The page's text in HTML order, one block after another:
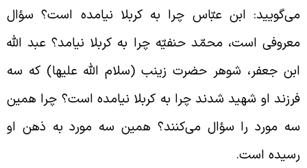
ابن عبّاس چرا به کربلا نیامده است؟ سؤال
است، محمّد حنفیّه چرا به کربلا نیامد؟ عبد الله
جعفر، شوهر حضرت زینب (سلام الله علیها) که سه
او شهید شدند چرا به کربلا نیامده است؟ چرا همین
مورد را سؤال می‌کنند؟ همین سه مورد به ذهن او
است.